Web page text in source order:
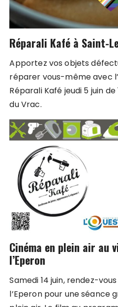
Réparali Kafé à Saint-
Apportez vos objets
réparer vous-même avec
Réparali Kafé jeudi 5 juin
du Vrac.
Cinéma en plein air au
l’Eperon
Samedi 14 juin, rendez-
l’Eperon pour une séance